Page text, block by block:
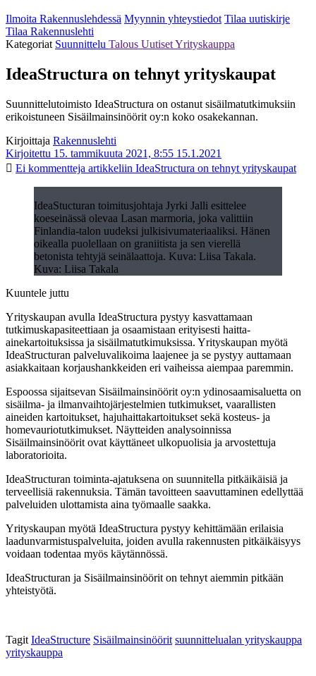
Ilmoita Rakennuslehdessä Myynnin yhteystiedot Tilaa uutiskirje
Tilaa Rakennuslehti
Kategoriat Suunnittelu Talous UutisetYrityskauppa
IdeaStructura on tehnyt yrityskaupat
Suunnittelutoimisto IdeaStructura on ostanut sisäilmatutkimuksiin
erikoistuneen Sisäilmainsinöörit oy:n koko osakekannan.
Kirjoittaja Rakennuslehti
Kirjoitettu 15. tammikuuta 2021, 8:55 15.1.2021
Ei kommentteja artikkeliin IdeaStructura on tehnyt yrityskaupat
IdeaStucturan toimitusjohtaja Jyrki Jalli esittelee
koeseinässä olevaa Lasan marmoria, joka valittiin
Finlandia-talon uudeksi julkisivumateriaaliksi. Hänen
oikealla puolellaan on graniitista ja sen vierellä
betonista tehtyjä seinälaattoja. Kuva: Liisa Takala.
Kuva: Liisa Takala
Kuuntele juttu
Yrityskaupan avulla IdeaStructura pystyy kasvattamaan
tutkimuskapasiteettiaan ja osaamistaan erityisesti haitta-
ainekartoituksissa ja sisäilmatutkimuksissa. Yrityskaupan myötä
IdeaStructuran palveluvalikoima laajenee ja se pystyy auttamaan
asiakkaitaan korjaushankkeiden eri vaiheissa aiempaa paremmin.
Espoossa sijaitsevan Sisäilmainsinöörit oy:n ydinosaamisaluetta on
sisäilma- ja ilmanvaihtojärjestelmien tutkimukset, vaarallisten
aineiden kartoitukset, hajuhaittakartoitukset sekä kosteus- ja
homevauriotutkimukset. Näytteiden analysoinnissa
Sisäilmainsinöörit ovat käyttäneet ulkopuolisia ja arvostettuja
laboratorioita.
IdeaStructuran toiminta-ajatuksena on suunnitella pitkäikäisiä ja
terveellisiä rakennuksia. Tämän tavoitteen saavuttaminen edellyttää
palveluiden ulottamista aina työmaalle saakka.
Yrityskaupan myötä IdeaStructura pystyy kehittämään erilaisia
laadunvarmistuspalveluita, joiden avulla rakennusten pitkäikäisyys
voidaan todentaa myös käytännössä.
IdeaStructuran ja Sisäilmainsinöörit on tehnyt aiemmin pitkään
yhteistyötä.
Tagit IdeaStructure Sisäilmainsinöörit suunnittelualan yrityskauppa
yrityskauppa